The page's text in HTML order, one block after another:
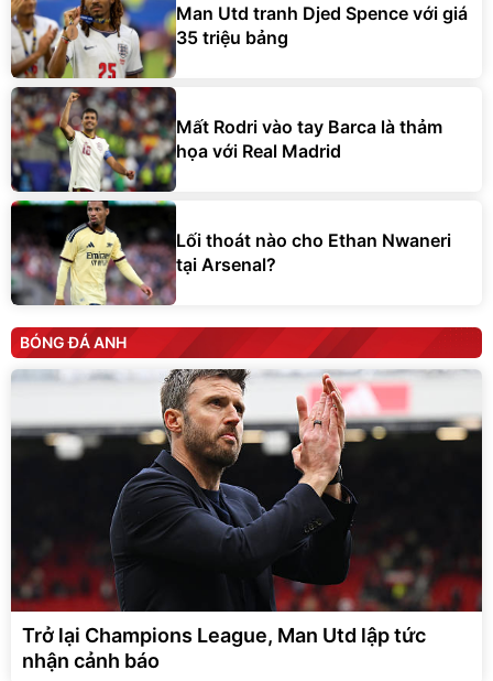
Man Utd tranh Djed Spence với giá
35 triệu bảng
Mất Rodri vào tay Barca là thảm
họa với Real Madrid
Lối thoát nào cho Ethan Nwaneri
tại Arsenal?
BÓNG ĐÁ ANH
Trở lại Champions League, Man Utd lập tức
nhận cảnh báo